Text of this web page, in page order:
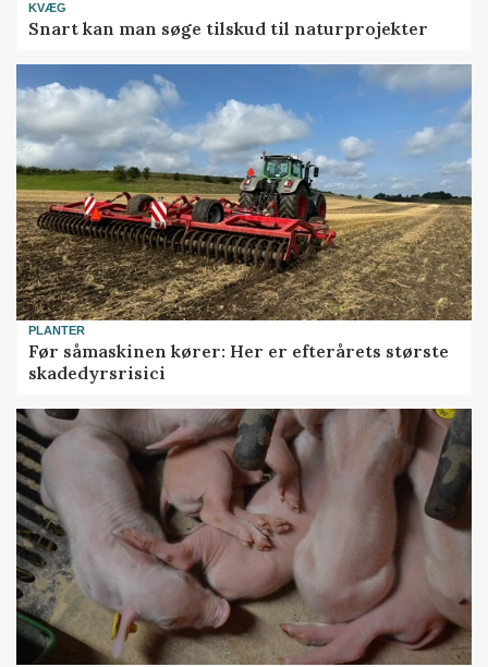
KVÆG
Snart kan man søge tilskud til naturprojekter
PLANTER
Før såmaskinen kører: Her er efterårets største
skadedyrsrisici